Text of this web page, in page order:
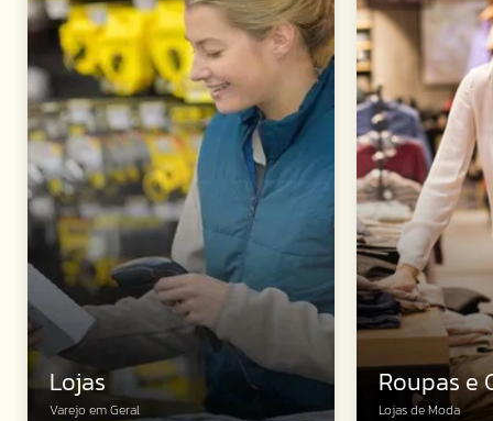
Lojas
Varejo em Geral
Roupas e
Lojas de Moda